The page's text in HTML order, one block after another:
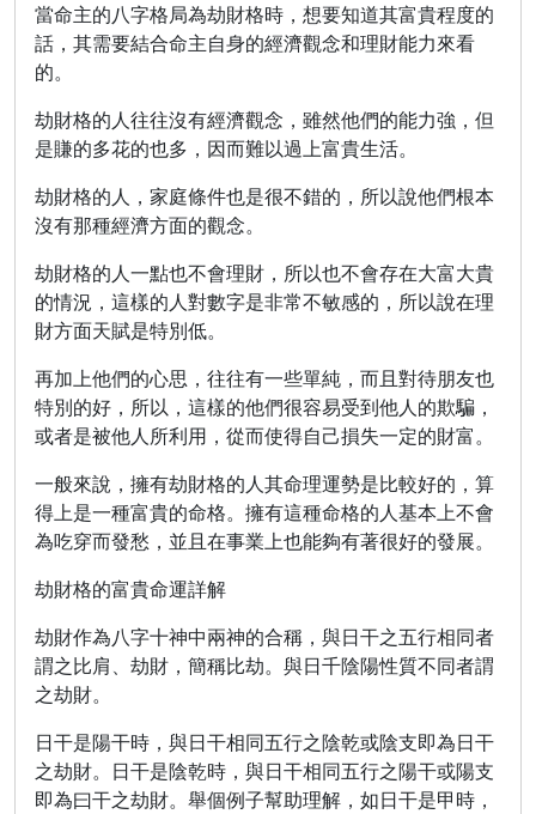
當命主的八字格局為劫財格時，想要知道其富貴程度的
話，其需要結合命主自身的經濟觀念和理財能力來看
的。
劫財格的人往往沒有經濟觀念，雖然他們的能力強，但
是賺的多花的也多，因而難以過上富貴生活。
劫財格的人，家庭條件也是很不錯的，所以說他們根本
沒有那種經濟方面的觀念。
劫財格的人一點也不會理財，所以也不會存在大富大貴
的情況，這樣的人對數字是非常不敏感的，所以說在理
財方面天賦是特別低。
再加上他們的心思，往往有一些單純，而且對待朋友也
特別的好，所以，這樣的他們很容易受到他人的欺騙，
或者是被他人所利用，從而使得自己損失一定的財富。
一般來說，擁有劫財格的人其命理運勢是比較好的，算
得上是一種富貴的命格。擁有這種命格的人基本上不會
為吃穿而發愁，並且在事業上也能夠有著很好的發展。
劫財格的富貴命運詳解
劫財作為八字十神中兩神的合稱，與日干之五行相同者
謂之比肩、劫財，簡稱比劫。與日千陰陽性質不同者謂
之劫財。
日干是陽干時，與日干相同五行之陰乾或陰支即為日干
之劫財。日干是陰乾時，與日干相同五行之陽干或陽支
即為曰干之劫財。舉個例子幫助理解，如日干是甲時，